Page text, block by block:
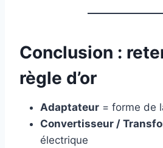
Conclusion :
règle d’or
Adaptateur = forme de
Convertisseur /
électrique